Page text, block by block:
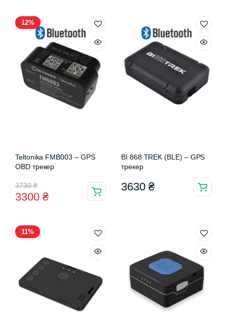
12%
Teltonika FMB003 – GPS
OBD трекер
3730₴
Оригінальна
ціна:
3300 ₴
Поточна
ціна:
BI 868 TREK (BLE) – GPS
трекер
3630 ₴
11%